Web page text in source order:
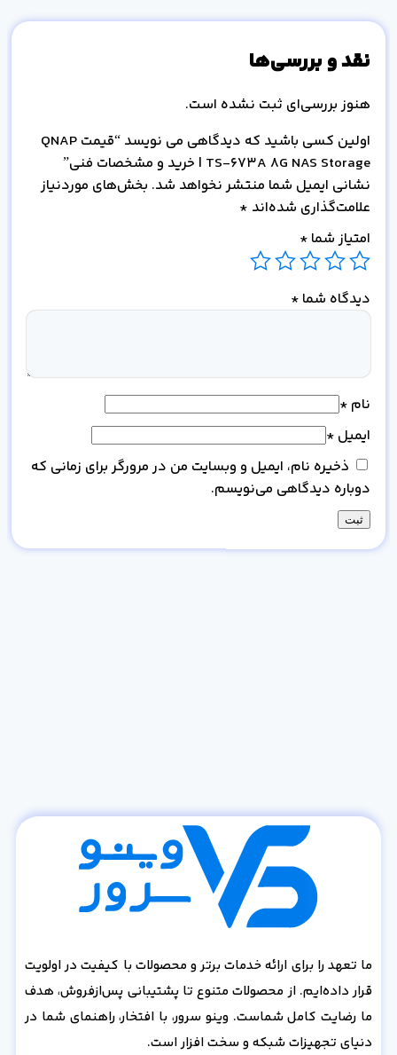
نقد و بررسی‌ها
هنوز بررسی‌ای ثبت نشده است.
اولین کسی باشید که دیدگاهی می نویسد “قیمت QNAP
TS-673A 8G NAS Storage | خرید و مشخصات فنی”
نشانی ایمیل شما منتشر نخواهد شد. بخش‌های موردنیاز
علامت‌گذاری شده‌اند *
امتیاز شما *
دیدگاه شما *
نام *
ایمیل *
ذخیره نام، ایمیل و وبسایت من در مرورگر برای زمانی که
دوباره دیدگاهی می‌نویسم.
ما تعهد را برای ارائه خدمات برتر و محصولات با کیفیت در اولویت
قرار داده‌ایم. از محصولات متنوع تا پشتیبانی پس‌از‌فروش، هدف
ما رضایت کامل شماست. وینو سرور، با افتخار، راهنمای شما در
دنیای تجهیزات شبکه و سخت افزار است.